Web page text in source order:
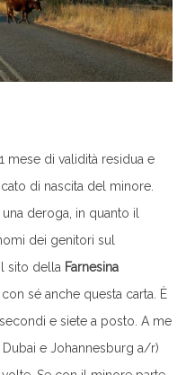
mese di validità residua e
di nascita del minore.
una deroga, in quanto il
dei genitori sul
sito della Farnesina
sé anche questa carta. È
e siete a posto. A me
e Johannesburg a/r)